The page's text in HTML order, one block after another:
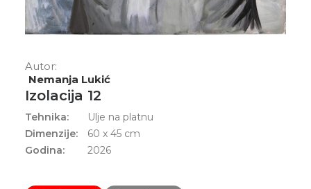
Autor:
Nemanja Lukić
Izolacija 12
Tehnika:
Ulje na platnu
Dimenzije:
60 x 45 cm
Godina:
2026